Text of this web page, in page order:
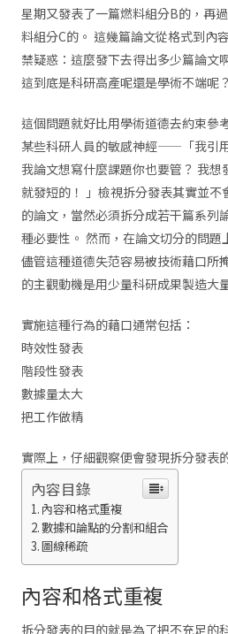
星期又發表了一篇燃料組分B的，再
料組分C的。 這幾篇論文從格式到內
禁疑惑：這麼發下去得出多少篇論文
這到底是科研高產呢還是學術不端呢？
這個問題就好比用學術道德去約束參
某些科研人員的敏感神經——「我引
我論文想寫什麼課題你也要管？ 我
就發短的！ 」檢視拆分發表其實並
的論文，當然必須拆分成若干篇系列
種必要性。 然而，在論文切分的問題
儘管這種道德失范容易被技術藉口所
的主觀動機是用少量科研成果製造大
實施這種行為的藉口通常包括：
時效性發表
階段性發表
數據量太大
把工作做精
實際上，仔細觀察便會發現拆分發表
內容目錄
內容和格式重複
數據和論點的分割和組合
圖線稀疏
內容和格式重複
拆分發表的目的就是為了把不充足的